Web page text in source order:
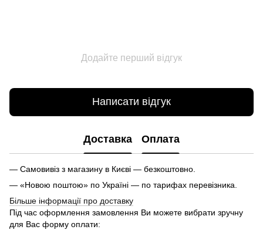
Додайте перший відгук
Написати відгук
Доставка Оплата
— Самовивіз з магазину в Києві — безкоштовно.
— «Новою поштою» по Україні — по тарифах перевізника.
Більше інформації про доставку
Під час оформлення замовлення Ви можете вибрати зручну
для Вас форму оплати: